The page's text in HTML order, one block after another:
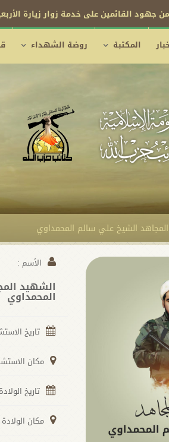
جهود القائمين على خدمة زوار زيارة
المكتبة روضة الشهداء
الشيخ علي سالم المحمداوي
الأسم :
الشهيد
المحمداوي
تاريخ
مكان
تاريخ
مكان